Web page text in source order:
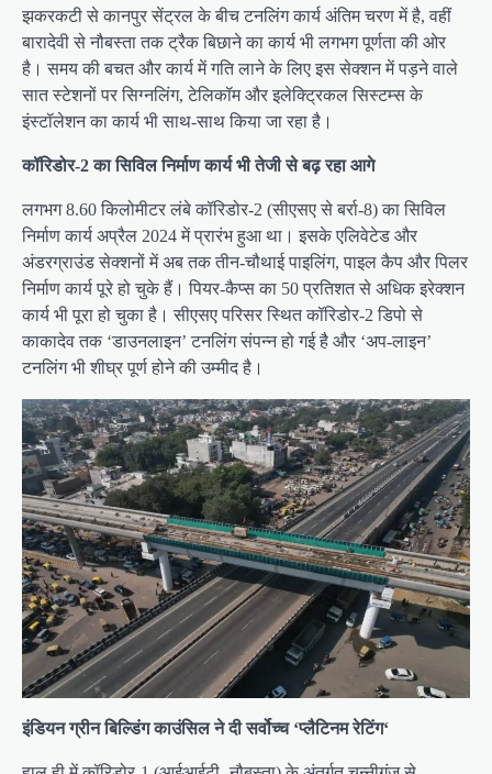
झकरकटी से कानपुर सेंट्रल के बीच टनलिंग कार्य अंतिम चरण में है, वहीं
बारादेवी से नौबस्ता तक ट्रैक बिछाने का कार्य भी लगभग पूर्णता की ओर
है। समय की बचत और कार्य में गति लाने के लिए इस सेक्शन में पड़ने वाले
सात स्टेशनों पर सिग्नलिंग, टेलिकॉम और इलेक्ट्रिकल सिस्टम्स के
इंस्टॉलेशन का कार्य भी साथ-साथ किया जा रहा है।
कॉरिडोर-2 का सिविल निर्माण कार्य भी तेजी से बढ़ रहा आगे
लगभग 8.60 किलोमीटर लंबे कॉरिडोर-2 (सीएसए से बर्रा-8) का सिविल
निर्माण कार्य अप्रैल 2024 में प्रारंभ हुआ था। इसके एलिवेटेड और
अंडरग्राउंड सेक्शनों में अब तक तीन-चौथाई पाइलिंग, पाइल कैप और पिलर
निर्माण कार्य पूरे हो चुके हैं। पियर-कैप्स का 50 प्रतिशत से अधिक इरेक्शन
कार्य भी पूरा हो चुका है। सीएसए परिसर स्थित कॉरिडोर-2 डिपो से
काकादेव तक ‘डाउनलाइन’ टनलिंग संपन्न हो गई है और ‘अप-लाइन’
टनलिंग भी शीघ्र पूर्ण होने की उम्मीद है।
इंडियन ग्रीन बिल्डिंग काउंसिल ने दी सर्वोच्च ‘प्लैटिनम रेटिंग‘